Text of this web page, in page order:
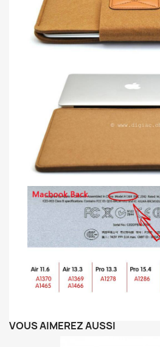
VOUS AIMEREZ AUSSI